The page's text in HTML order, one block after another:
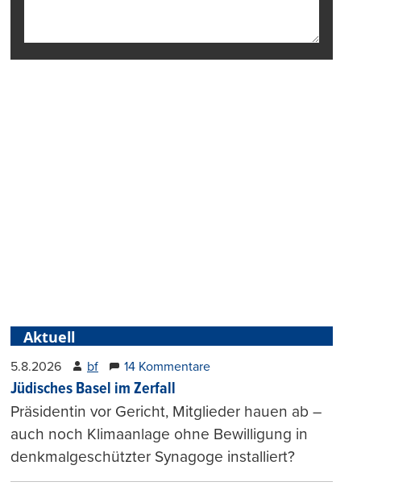
Aktuell
5.8.2026 bf 14 Kommentare
Jüdisches Basel im Zerfall
Präsidentin vor Gericht, Mitglieder hauen ab –
auch noch Klimaanlage ohne Bewilligung in
denkmalgeschützter Synagoge installiert?